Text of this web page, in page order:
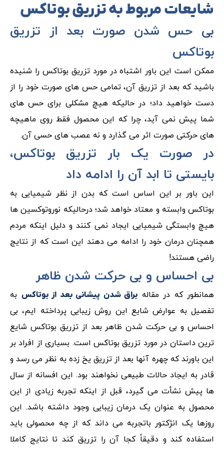
شایعات مربوط به تزریق بوتاکس
بی حس شدن صورت بعد از تزریق
بوتاکس
ممکن است این باور اشتباه در مورد تزریق بوتاکس را شنیده
باشید که بعد از تزریق آن، تمامی حس های صورت خود را از
دست خواهید داد؛ در حالیکه هیچ مشکلی برای حس های
شما پیش نمی آید، چرا که این محصول فقط روی ماهیچه
های حرکتی صورت اثر می گذارد و نه عصب های حسی آن.
در صورت یک بار تزریق بوتاکس،
بایستی تا ابد آن را ادامه داد
این باور بر این اساس است که بدن از نظر شیمیایی به
بوتاکس وابسته و معتاد خواهد شد؛ درحالیکه نوروتوکسین ها
هیچ وابستگی شیمیایی ایجاد نمی کنند و دلیل اینکه مردم
همچنان درمان خود را ادامه می دهند این است که از نتایج
راضی هستند!
بی احساس و بی حرکت شدن ظاهر
همانطور که در مقاله براق شدن پیشانی بعد از بوتاکس به
تفصیل به عوارض شایع این روش زیبایی پرداخته ایم، بی
احساس و بی حرکت شدن ظاهر بعد از تزریق بوتاکس شایع
ترین داستان در مورد تزریق بوتاکس است. بسیاری از افراد بر
این باورند که چهره آنها بعد از تزریق یخ زده به نظر می رسد و
قادر به ایجاد حالات طبیعی نخواهند بود. این افسانه از سال
ها پیش نشأت می گیرد، قبل از اینکه تجربه زیادی از این
محصول به عنوان یک درمان زیبایی وجود داشته باشد. این
روزها یک انژکتور باتجربه می داند که از چه محصولی باید
استفاده کند و دقیقاً کجا آن را تزریق کند تا نتایج کاملا